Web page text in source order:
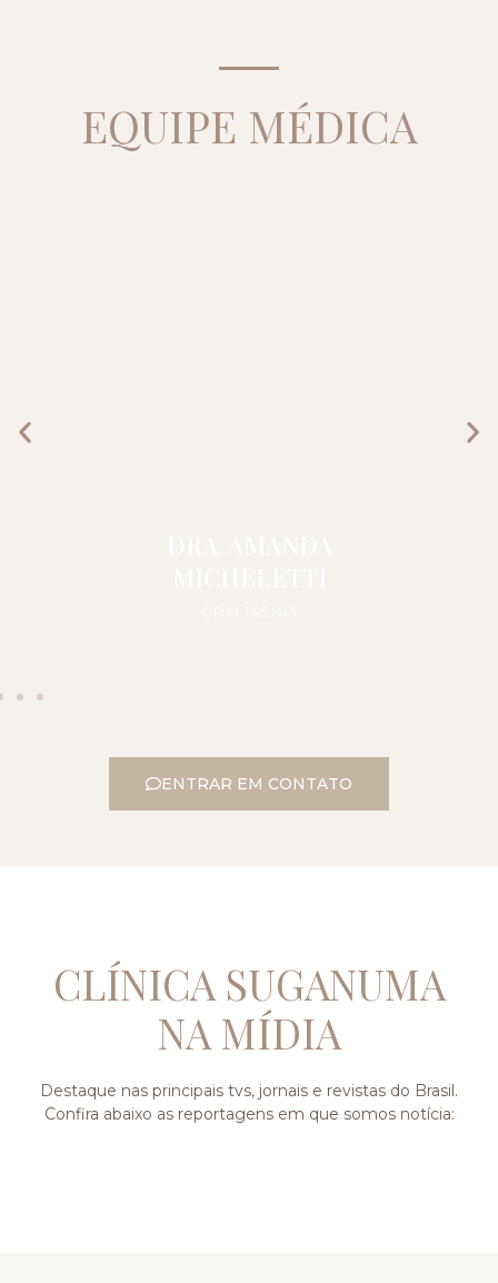
EQUIPE MÉDICA
ENTRAR EM CONTATO
CLÍNICA SUGANUMA
NA MÍDIA
Destaque nas principais tvs, jornais e revistas do Brasil.
Confira abaixo as reportagens em que somos notícia: